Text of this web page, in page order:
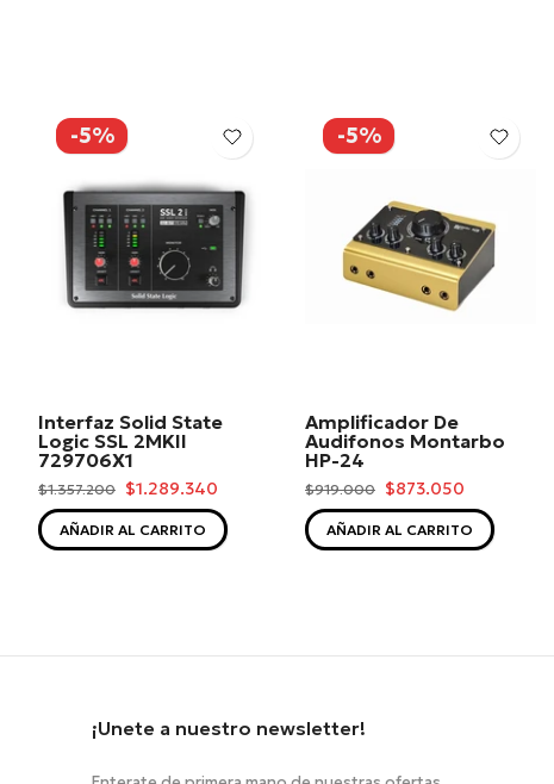
-5%
Interfaz Solid State
Logic SSL 2MKII
729706X1
$1.357.200 $1.289.340
AÑADIR AL CARRITO
-5%
Amplificador De
Audifonos Montarbo
HP-24
$919.000 $873.050
AÑADIR AL CARRITO
¡Unete a nuestro newsletter!